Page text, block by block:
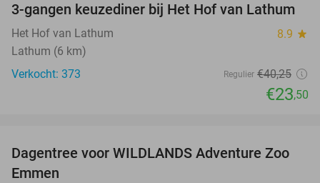
42%
3-gangen keuzediner bij Het Hof van Lathum
Het Hof van Lathum 8.9 star
Lathum (6 km)
Verkocht: 373
Regulier €40,25
€23,50
24%
Dagentree voor WILDLANDS Adventure Zoo
Emmen